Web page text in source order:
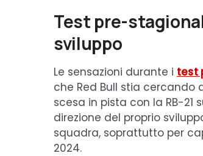
Test pre-
sviluppo
Le sensazioni durante i test
che Red Bull stia cercando
scesa in pista con la RB-
direzione del proprio
squadra, soprattutto per
2024.